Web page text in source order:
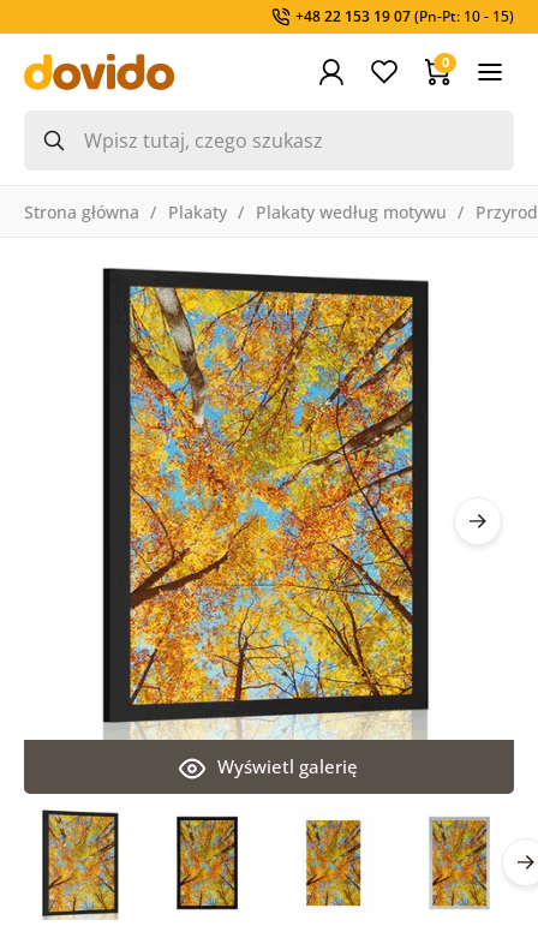
+48 22 153 19 07(Pn-Pt: 10 - 15)
0
Strona główna Plakaty Plakaty według motywu
Wyświetl galerię